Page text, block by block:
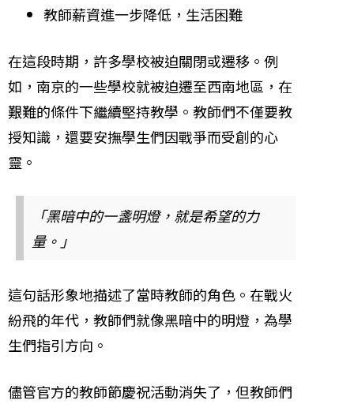
教師薪資進一步降低，生活困難
在這段時期，許多學校被迫關閉或遷移。例
如，南京的一些學校就被迫遷至西南地區，在
艱難的條件下繼續堅持教學。教師們不僅要教
授知識，還要安撫學生們因戰爭而受創的心
靈。
「黑暗中的一盞明燈，就是希望的力
量。」
這句話形象地描述了當時教師的角色。在戰火
紛飛的年代，教師們就像黑暗中的明燈，為學
生們指引方向。
儘管官方的教師節慶祝活動消失了，但教師們